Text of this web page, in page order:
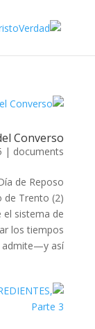
Converso
| documents
de Reposo
de Trento (2)
el sistema de
los tiempos
así...